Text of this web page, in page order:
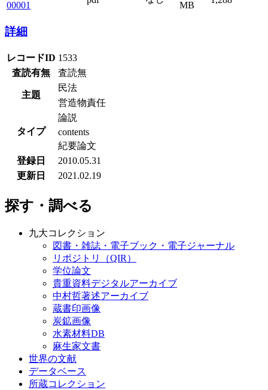
00001 MB
詳細
レコードID 1533
査読有無
査読無
主題
民法
営造物責任
タイプ
論説
contents
紀要論文
登録日
2010.05.31
更新日
2021.02.19
探す・調べる
九大コレクション
図書・雑誌・電子ブック・電子ジャーナル
リポジトリ（QIR）
学位論文
貴重資料デジタルアーカイブ
中村哲著述アーカイブ
蔵書印画像
炭鉱画像
水素材料DB
麻生家文書
世界の文献
データベース
所蔵コレクション